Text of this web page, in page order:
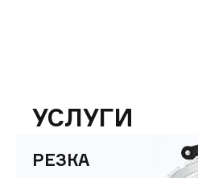
УСЛУГИ
РЕЗКА